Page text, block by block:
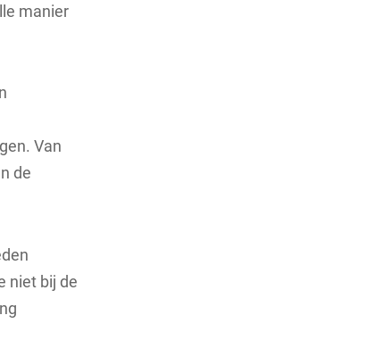
manier
Van
de
niet bij de